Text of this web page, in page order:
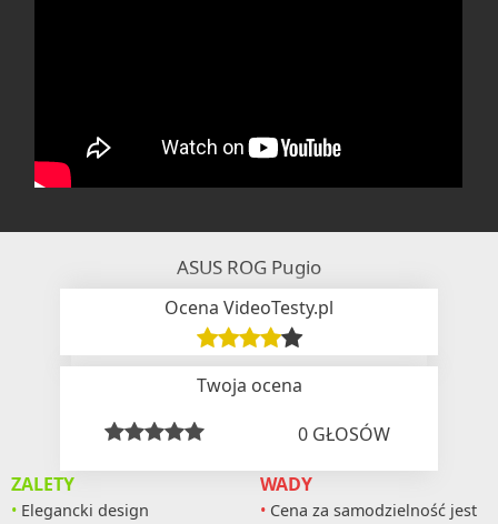
ASUS ROG Pugio
Ocena VideoTesty.pl
Twoja ocena
0GŁOSÓW
ZALETY
Elegancki design
WADY
Cena za samodzielność jest